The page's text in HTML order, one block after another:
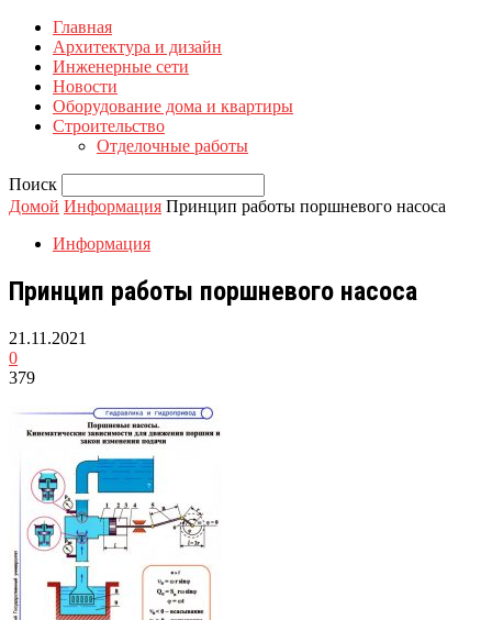
Главная
Архитектура и дизайн
Инженерные сети
Новости
Оборудование дома и квартиры
Строительство
Отделочные работы
Поиск
Домой Информация Принцип работы поршневого насоса
Информация
Принцип работы поршневого насоса
21.11.2021
0
379